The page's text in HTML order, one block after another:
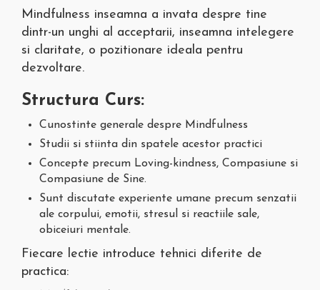
Mindfulness inseamna a invata despre tine
dintr-un unghi al acceptarii, inseamna intelegere
si claritate, o pozitionare ideala pentru
dezvoltare.
Structura Curs:
Cunostinte generale despre Mindfulness
Studii si stiinta din spatele acestor practici
Concepte precum Loving-kindness, Compasiune si
Compasiune de Sine.
Sunt discutate experiente umane precum senzatii
ale corpului, emotii, stresul si reactiile sale,
obiceiuri mentale.
Fiecare lectie introduce tehnici diferite de
practica: